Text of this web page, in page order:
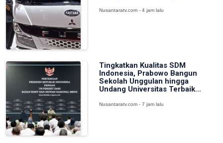
Nusantaratv.com - 4 jam lalu
Tingkatkan Kualitas SDM
Indonesia, Prabowo Bangun
Sekolah Unggulan hingga
Undang Universitas Terbaik...
Nusantaratv.com - 7 jam lalu